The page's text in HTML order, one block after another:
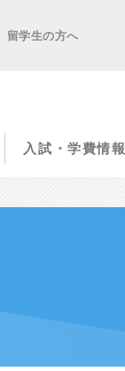
留学生の方へ
入試・学費情報